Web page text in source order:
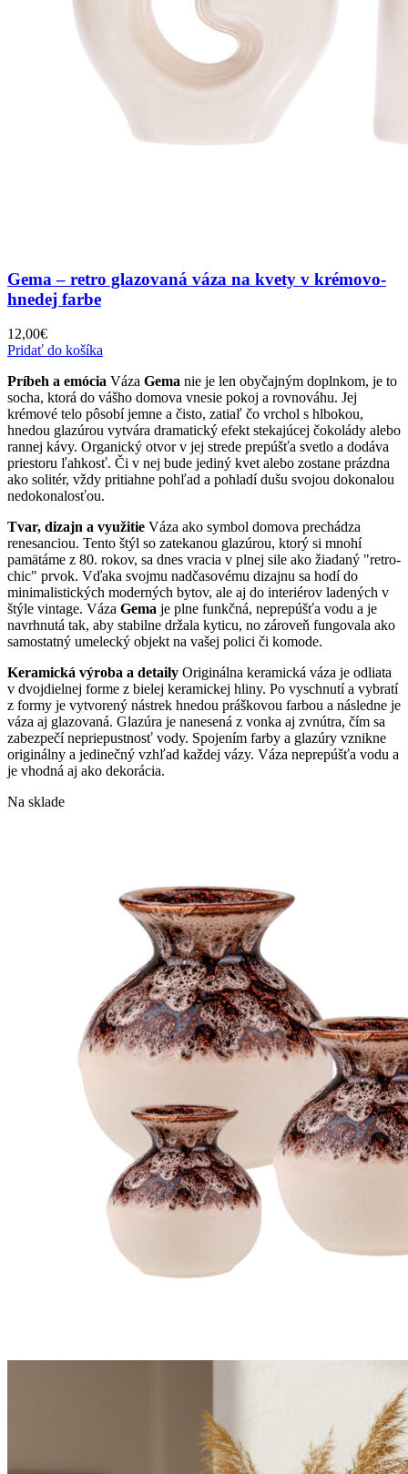
Gema – retro glazovaná váza na kvety v krémovo-
hnedej farbe
12,00€
Pridať do košíka
Príbeh a emócia Váza Gema nie je len obyčajným doplnkom, je to
socha, ktorá do vášho domova vnesie pokoj a rovnováhu. Jej
krémové telo pôsobí jemne a čisto, zatiaľ čo vrchol s hlbokou,
hnedou glazúrou vytvára dramatický efekt stekajúcej čokolády alebo
rannej kávy. Organický otvor v jej strede prepúšťa svetlo a dodáva
priestoru ľahkosť. Či v nej bude jediný kvet alebo zostane prázdna
ako solitér, vždy pritiahne pohľad a pohladí dušu svojou dokonalou
nedokonalosťou.
Tvar, dizajn a využitie Váza ako symbol domova prechádza
renesanciou. Tento štýl so zatekanou glazúrou, ktorý si mnohí
pamätáme z 80. rokov, sa dnes vracia v plnej sile ako žiadaný "retro-
chic" prvok. Vďaka svojmu nadčasovému dizajnu sa hodí do
minimalistických moderných bytov, ale aj do interiérov ladených v
štýle vintage. Váza Gema je plne funkčná, neprepúšťa vodu a je
navrhnutá tak, aby stabilne držala kyticu, no zároveň fungovala ako
samostatný umelecký objekt na vašej polici či komode.
Keramická výroba a detaily Originálna keramická váza je odliata
v dvojdielnej forme z bielej keramickej hliny. Po vyschnutí a vybratí
z formy je vytvorený nástrek hnedou práškovou farbou a následne je
váza aj glazovaná. Glazúra je nanesená z vonka aj zvnútra, čím sa
zabezpečí nepriepustnosť vody. Spojením farby a glazúry vznikne
originálny a jedinečný vzhľad každej vázy. Váza neprepúšťa vodu a
je vhodná aj ako dekorácia.
Na sklade